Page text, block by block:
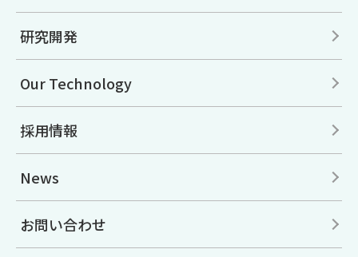
研究開発
Our Technology
採用情報
News
お問い合わせ